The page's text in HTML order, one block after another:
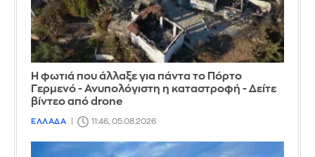
Η φωτιά που άλλαξε για πάντα το Πόρτο
Γερμενό - Ανυπολόγιστη η καταστροφή - Δείτε
βίντεο από drone
ΕΛΛΑΔΑ 11:46, 05.08.2026